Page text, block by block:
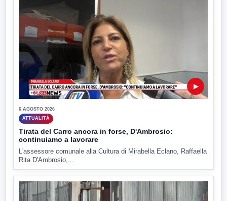
▶
6 AGOSTO 2026
ATTUALITÀ
Tirata del Carro ancora in forse, D'Ambrosio:
continuiamo a lavorare
L'assessore comunale alla Cultura di Mirabella Eclano, Raffaella
Rita D'Ambrosio,...